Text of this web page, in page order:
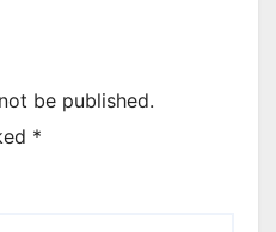
be published.
*